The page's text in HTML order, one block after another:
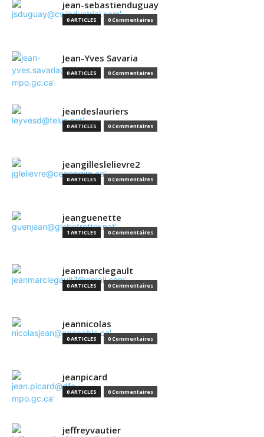
jean-sebastienduguay
0 ARTICLES 0 Commentaires
Jean-Yves Savaria
0 ARTICLES 0 Commentaires
jeandeslauriers
0 ARTICLES 0 Commentaires
jeangilleslelievre2
0 ARTICLES 0 Commentaires
jeanguenette
1 ARTICLES 0 Commentaires
jeanmarclegault
0 ARTICLES 0 Commentaires
jeannicolas
0 ARTICLES 0 Commentaires
jeanpicard
0 ARTICLES 0 Commentaires
jeffreyvautier